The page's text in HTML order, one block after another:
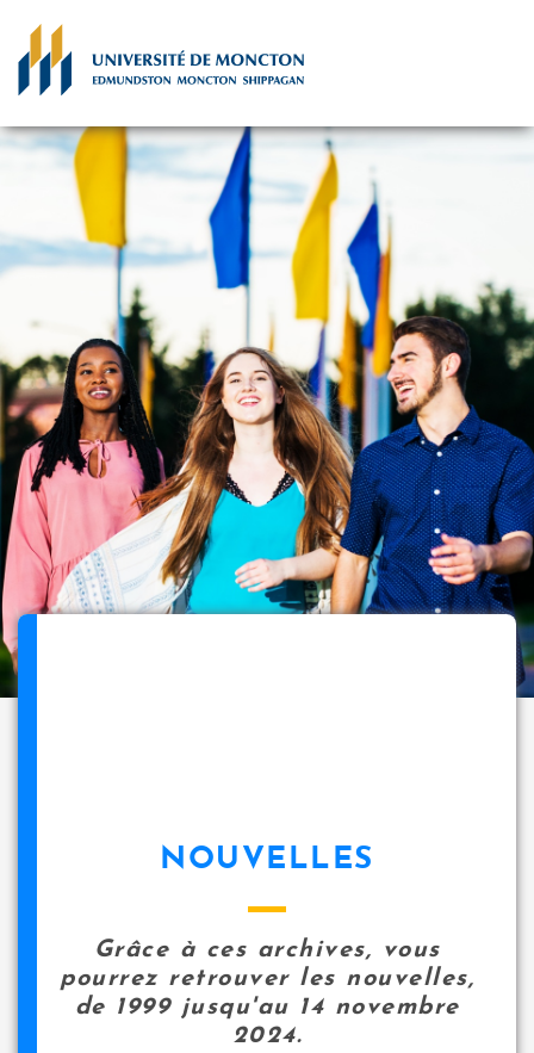
NOUVELLES
Grâce à ces archives, vous
pourrez retrouver les nouvelles,
de 1999 jusqu'au 14 novembre
2024.